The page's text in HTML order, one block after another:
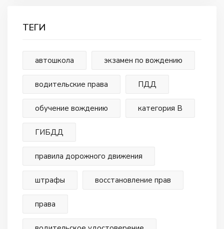
ТЕГИ
автошкола экзамен по вождению
водительские права ПДД
обучение вождению категория В
ГИБДД
правила дорожного движения
штрафы восстановление прав
права